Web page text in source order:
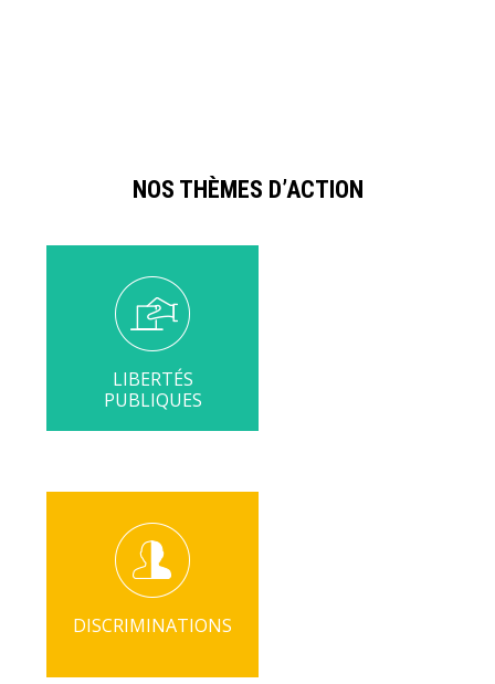
NOS THÈMES D’ACTION
LIBERTÉS
PUBLIQUES
DISCRIMINATIONS